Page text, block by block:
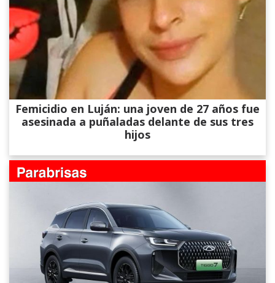
Femicidio en Luján: una joven de 27 años fue
asesinada a puñaladas delante de sus tres
hijos